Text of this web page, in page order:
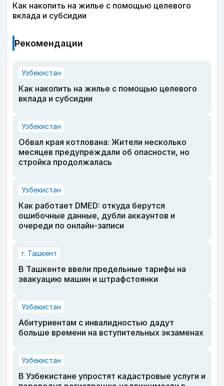
Как накопить на жилье с помощью целевого
вклада и субсидии
Рекомендации
Узбекистан
Как накопить на жилье с помощью целевого
вклада и субсидии
Узбекистан
Обвал края котлована: Жители несколько
месяцев предупреждали об опасности, но
стройка продолжалась
Узбекистан
Как работает DMED: откуда берутся
ошибочные данные, дубли аккаунтов и
очереди по онлайн-записи
г. Ташкент
В Ташкенте ввели предельные тарифы на
эвакуацию машин и штрафстоянки
Узбекистан
Абитуриентам с инвалидностью дадут
больше времени на вступительных экзаменах
Узбекистан
В Узбекистане упростят кадастровые услуги и